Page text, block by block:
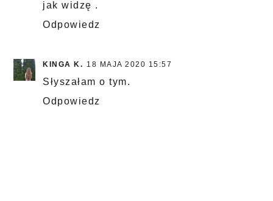
jak widzę .
Odpowiedz
KINGA K. 18 MAJA 2020 15:57
Słyszałam o tym.
Odpowiedz